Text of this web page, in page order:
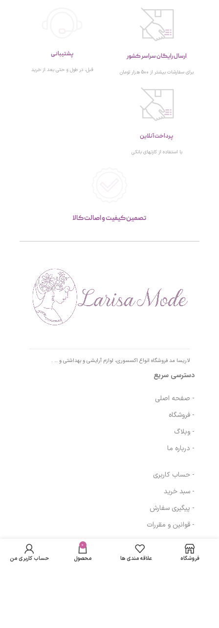
ارسال رایگان سراسر کشور
برای سفارشات بیشتر از 500 هزار تومان
پشتیبانی
قبل، در طول و حتی بعد از خرید
پرداخت آنلاین
با استفاده از کارتهای بانکی
تصمین کیفیت و اصالت کالا
لاریسا مد فروشگاه انواع اکسسوری، لوازم آرایشی و بهداشتی و … .
دسترسی سریع
- صفحه اصلی
- فروشگاه
- وبلاگ
- درباره ما
- حساب کاربری
- سبد خرید
- پیگیری سفارش
- قوانین و مقررات
مسیرهای ارتباطی
کرم مرطوب کننده
ECZOLIFT UREA
10% حجم 75 میلی
تومان
250,193 تومان
باشد فروشگاه علاقه مندی ها
0
محصول حساب کاربری من